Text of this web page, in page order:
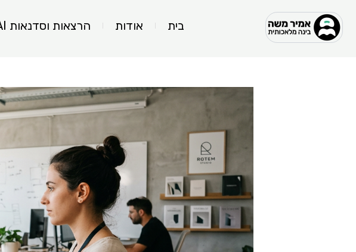
דילוג
לתוכן
בית אודות הרצאות וסדנאות AI